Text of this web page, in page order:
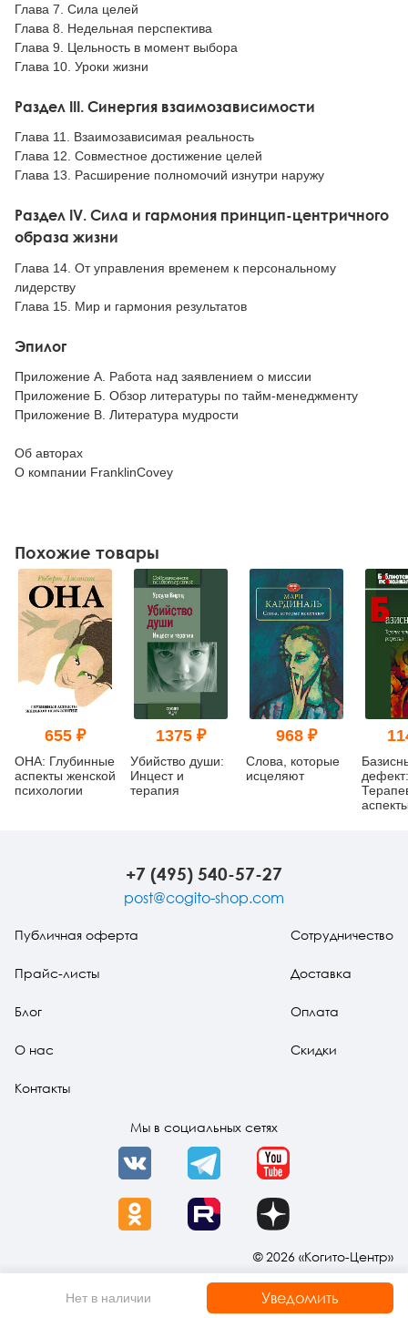
Уведомить
Нет в наличии
Глава 7. Сила целей
Глава 8. Недельная перспектива
Глава 9. Цельность в момент выбора
Глава 10. Уроки жизни
Раздел III. Синергия взаимозависимости
Глава 11. Взаимозависимая реальность
Глава 12. Совместное достижение целей
Глава 13. Расширение полномочий изнутри наружу
Раздел IV. Сила и гармония принцип-центричного
образа жизни
Глава 14. От управления временем к персональному
лидерству
Глава 15. Мир и гармония результатов
Эпилог
Приложение А. Работа над заявлением о миссии
Приложение Б. Обзор литературы по тайм-менеджменту
Приложение В. Литература мудрости
Об авторах
О компании FranklinCovey
Похожие товары
655 ₽
ОНА: Глубинные
аспекты женской
психологии
1375 ₽
Убийство души:
Инцест и
терапия
968 ₽
Слова, которые
исцеляют
дефект:
+7 (495) 540-57-27
post@cogito-shop.com
Публичная оферта
Прайс-листы
Блог
О нас
Контакты
Сотрудничество
Доставка
Оплата
Скидки
Мы в социальных сетях
VK Telegram YouTube
OK Rutube Dzen
© 2026 «Когито-Центр»